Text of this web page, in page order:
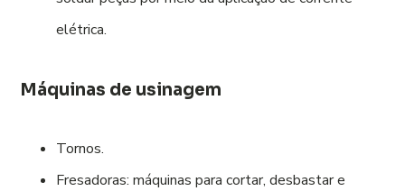
elétrica.
Máquinas de usinagem
Tornos.
Fresadoras: máquinas para cortar, desbastar e